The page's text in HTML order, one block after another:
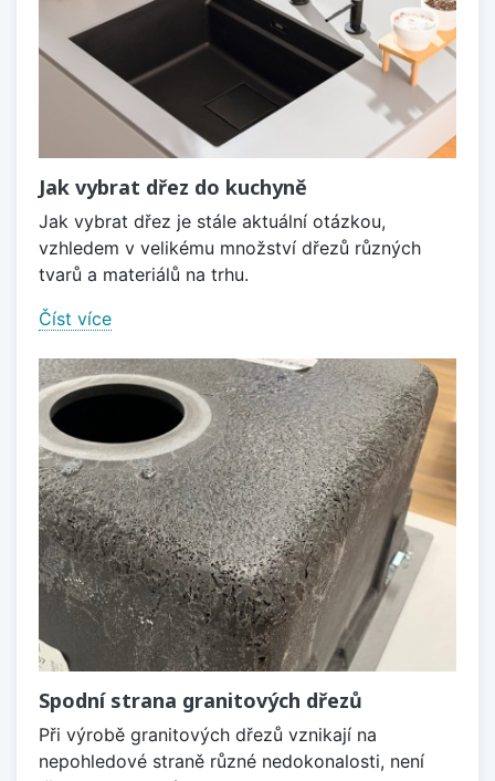
Jak vybrat dřez do kuchyně
Jak vybrat dřez je stále aktuální otázkou,
vzhledem v velikému množství dřezů různých
tvarů a materiálů na trhu.
Číst více
Spodní strana granitových dřezů
Při výrobě granitových dřezů vznikají na
nepohledové straně různé nedokonalosti, není